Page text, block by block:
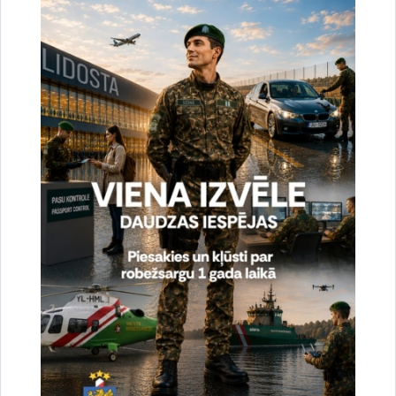
cilvēku mēģinājumus nelikumīgi šķērsot Latvijas – Baltkrievijas valsts
robežu, kopumā šogad no valsts robežas nelikumīgas…
Statistika
2026. gada 19. jūlijs uz valsts robežas un valsts
iekšienē
20.07.2026.
Svētdien, 19. jūlijā, Valsts robežsardzes amatpersonas novērsušas 2 cilvēku
mēģinājumus nelikumīgi šķērsot Latvijas – Baltkrievijas valsts robežu,
kopumā šogad no valsts robežas nelikumīgas…
2026. gada 18. jūlijs uz valsts robežas un valsts
iekšienē
20.07.2026.
Sestdien, 18. jūlijā, Valsts robežsardzes amatpersonas novērsušas 18 cilvēku